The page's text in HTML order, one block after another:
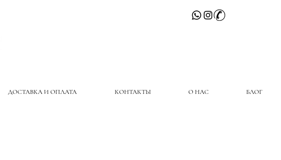
ДОСТАВКА И ОПЛАТА КОНТАКТЫ О НАС БЛОГ